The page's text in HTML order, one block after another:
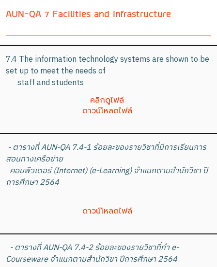
AUN-QA 7 Facilities and Infrastructure
7.4 The information technology systems are shown to be
set up to meet the needs of
staff and students
คลิกดูไฟล์
ดาวน์โหลดไฟล์
- ตารางที่ AUN-QA 7.4-1 ร้อยละของรายวิชาที่มีการเรียนการ
สอนทางเครือข่าย
คอมพิวเตอร์ (Internet) (e-Learning) จำแนกตามสำนักวิชา ปี
การศึกษา 2564
ดาวน์โหลดไฟล์
- ตารางที่ AUN-QA 7.4-2 ร้อยละของรายวิชาที่ทำ e-
Courseware จำแนกตามสำนักวิขา ปีการศึกษา 2564